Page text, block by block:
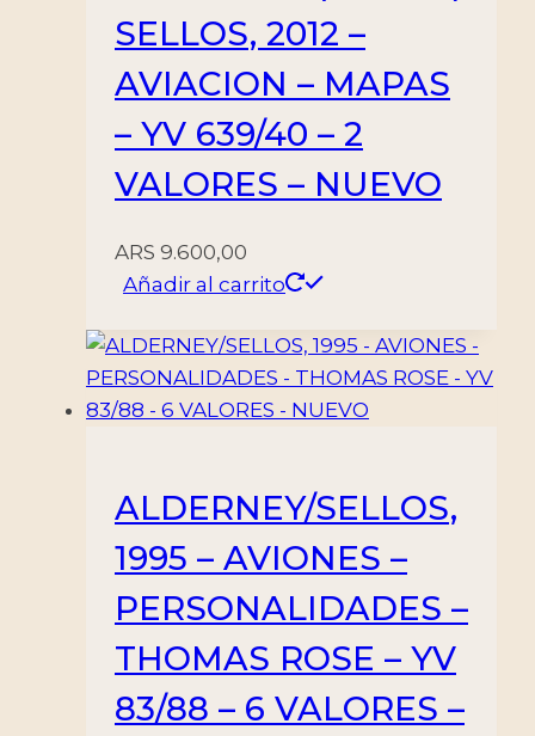
SELLOS, 2012 –
AVIACION – MAPAS
– YV 639/40 – 2
VALORES – NUEVO
ARS 9.600,00
Añadir al carrito
ALDERNEY/SELLOS,
1995 – AVIONES –
PERSONALIDADES –
THOMAS ROSE – YV
83/88 – 6 VALORES –